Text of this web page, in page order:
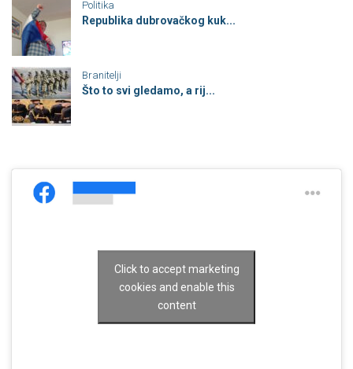
Politika
Republika dubrovačkog kuk...
Branitelji
Što to svi gledamo, a rij...
Click to accept marketing
cookies and enable this
content